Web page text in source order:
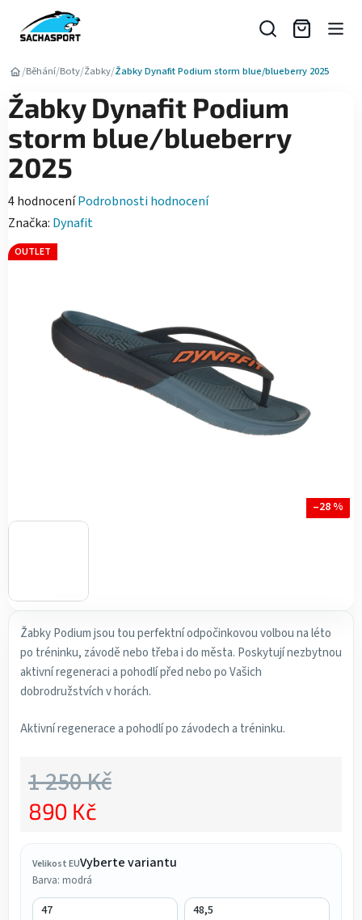
obsah
/Běhání/Boty/Žabky/Žabky Dynafit Podium storm blue/blueberry 2025
Žabky Podium jsou tou perfektní odpočinkovou volbou na léto
po tréninku, závodě nebo třeba i do města. Poskytují nezbytnou
aktivní regeneraci a pohodlí před nebo po Vašich
dobrodružstvích v horách.
Aktivní regenerace a pohodlí po závodech a tréninku.
Velikost EUVyberte variantu
Barva: modrá
47 48,5
1 250 Kč
890 Kč
Žabky Dynafit Podium
storm blue/blueberry
2025
Průměrné
hodnocení
produktu
je
hvězdiček.
4 hodnoceníPodrobnosti hodnocení
Značka: Dynafit
OUTLET
–28 %